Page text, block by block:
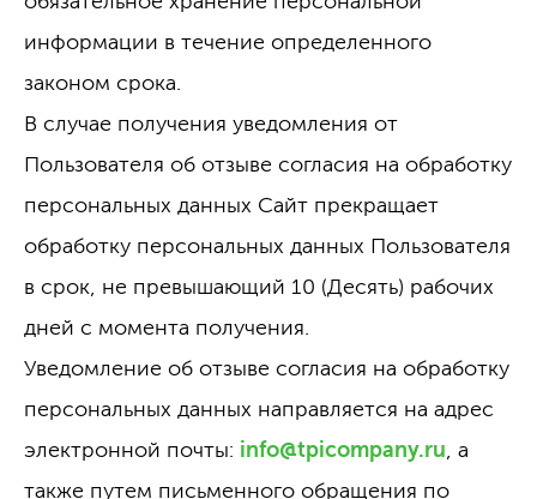
информации в течение определенного
законом срока.
В случае получения уведомления от
Пользователя об отзыве согласия на обработку
персональных данных Сайт прекращает
обработку персональных данных Пользователя
в срок, не превышающий 10 (Десять) рабочих
дней с момента получения.
Уведомление об отзыве согласия на обработку
персональных данных направляется на адрес
электронной почты: info@tpicompany.ru, а
также путем письменного обращения по